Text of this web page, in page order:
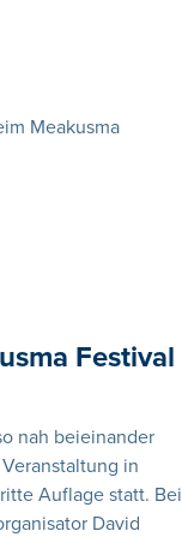
Meakusma
Festival
nah beieinander
in
Auflage statt. Bei
David